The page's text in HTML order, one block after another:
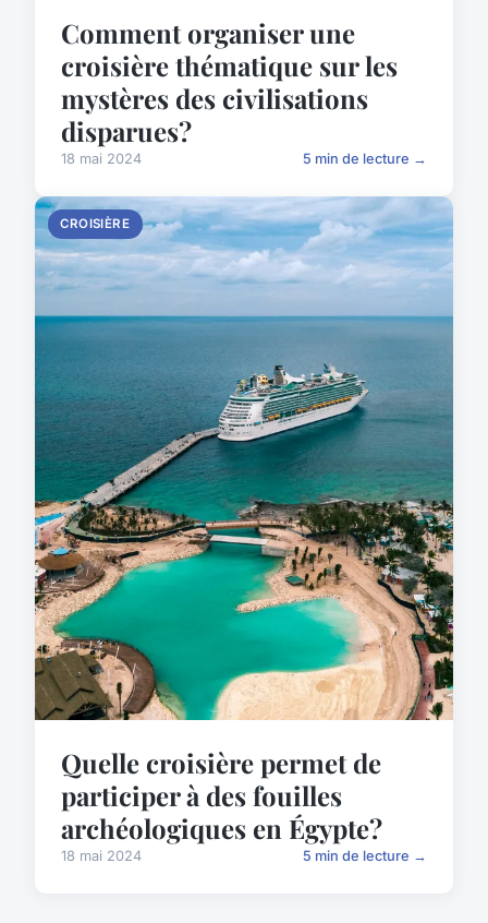
Comment organiser une
croisière thématique sur les
mystères des civilisations
disparues?
18 mai 2024 5 min de lecture →
CROISIÈRE
Quelle croisière permet de
participer à des fouilles
archéologiques en Égypte?
18 mai 2024 5 min de lecture →